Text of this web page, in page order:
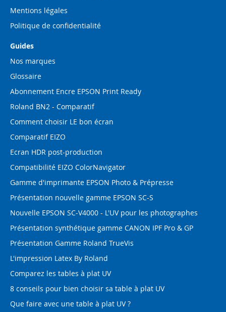
Mentions légales
Politique de confidentialité
Guides
Nos marques
Glossaire
Abonnement Encre EPSON Print Ready
Roland BN2 - Comparatif
Comment choisir LE bon écran
Comparatif EIZO
Ecran HDR post-production
Compatibilité EIZO ColorNavigator
Gamme d'imprimante EPSON Photo & Prépresse
Présentation nouvelle gamme EPSON SC-S
Nouvelle EPSON SC-V4000 - L'UV pour les photographes
Présentation synthétique gamme CANON IPF Pro & GP
Présentation Gamme Roland TrueVis
L'impression Latex By Roland
Comparez les tables à plat UV
8 conseils pour bien choisir sa table à plat UV
Que faire avec une table à plat UV ?